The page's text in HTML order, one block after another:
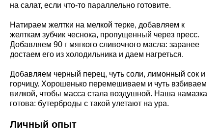
на салат, если что-то параллельно готовите.
Натираем желтки на мелкой терке, добавляем к
желткам зубчик чеснока, пропущенный через пресс.
Добавляем 90 г мягкого сливочного масла: заранее
достаем его из холодильника и даем нагреться.
Добавляем черный перец, чуть соли, лимонный сок и
горчицу. Хорошенько перемешиваем и чуть взбиваем
вилкой, чтобы масса стала воздушной. Наша намазка
готова: бутерброды с такой улетают на ура.
Личный опыт